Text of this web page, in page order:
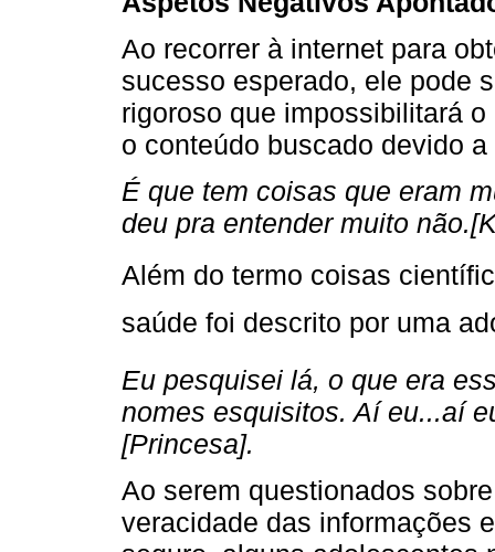
Ao recorrer à internet para
sucesso esperado, ele pode
rigoroso que impossibilitará
o conteúdo buscado devido
É que tem coisas que eram
deu pra entender muito
Além do termo coisas
saúde foi descrito por uma
Eu pesquisei lá, o que era
nomes esquisitos. Aí eu...aí
[Princesa].
Ao serem questionados
veracidade das informações